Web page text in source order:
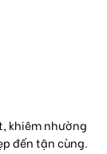
khiêm nhường
đến tận cùng.